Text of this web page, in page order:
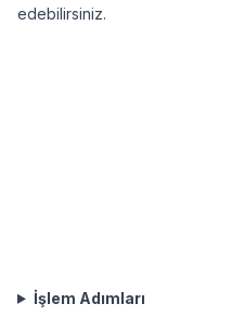
edebilirsiniz.
İşlem Adımları